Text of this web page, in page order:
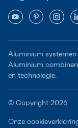
Aluminium systemen
Aluminium
en technologie.
© Copyright 2026
Onze